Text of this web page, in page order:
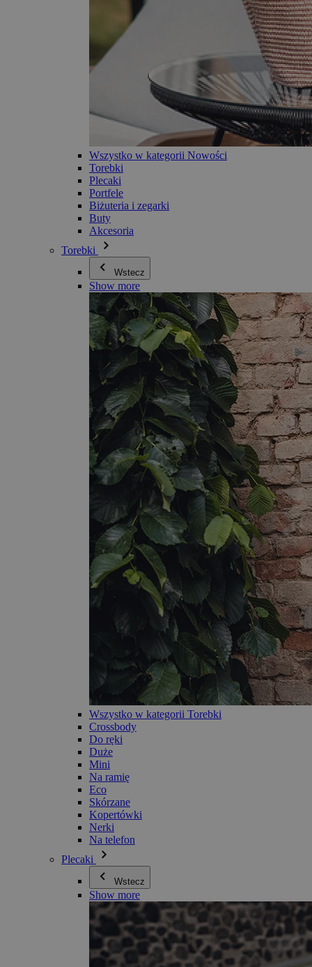
Wszystko w kategorii Nowości
Torebki
Plecaki
Portfele
Biżuteria i zegarki
Buty
Akcesoria
Torebki
Wstecz
Show more
Wszystko w kategorii Torebki
Crossbody
Do ręki
Duże
Mini
Na ramię
Eco
Skórzane
Kopertówki
Nerki
Na telefon
Plecaki
Wstecz
Show more